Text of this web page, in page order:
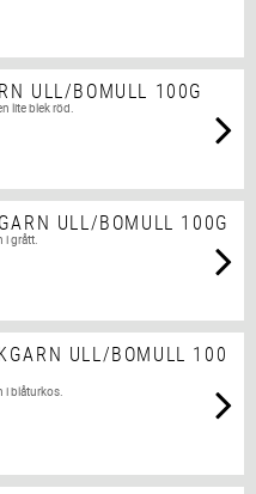
ULL/BOMULL 100G
lite blek röd.
ULL/BOMULL 100G
i grått.
ULL/BOMULL 100
i blåturkos.